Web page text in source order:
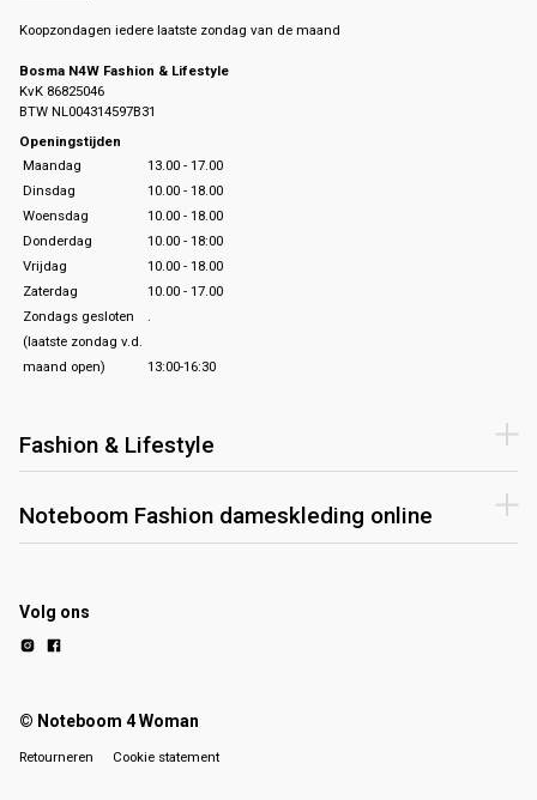
Koopzondagen iedere laatste zondag van de maand
Bosma N4W Fashion & Lifestyle
KvK 86825046
BTW NL004314597B31
Openingstijden
Maandag
13.00 - 17.00
Dinsdag
10.00 - 18.00
Woensdag
10.00 - 18.00
Donderdag
10.00 - 18:00
Vrijdag
10.00 - 18.00
Zaterdag
10.00 - 17.00
Zondags gesloten
.
(laatste zondag v.d.
maand open)
13:00-16:30
Fashion & Lifestyle
Noteboom Fashion dameskleding online
Volg ons
© Noteboom 4 Woman
Retourneren Cookie statement